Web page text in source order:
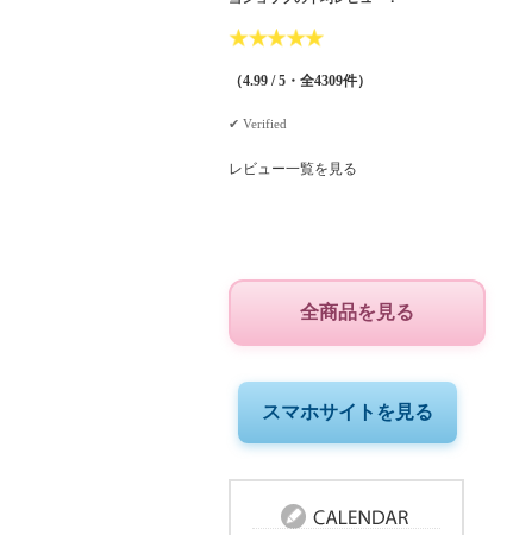
★★★★★
（4.99 / 5・全4309件）
✔︎ Verified
レビュー一覧を見る
全商品を見る
スマホサイトを見る